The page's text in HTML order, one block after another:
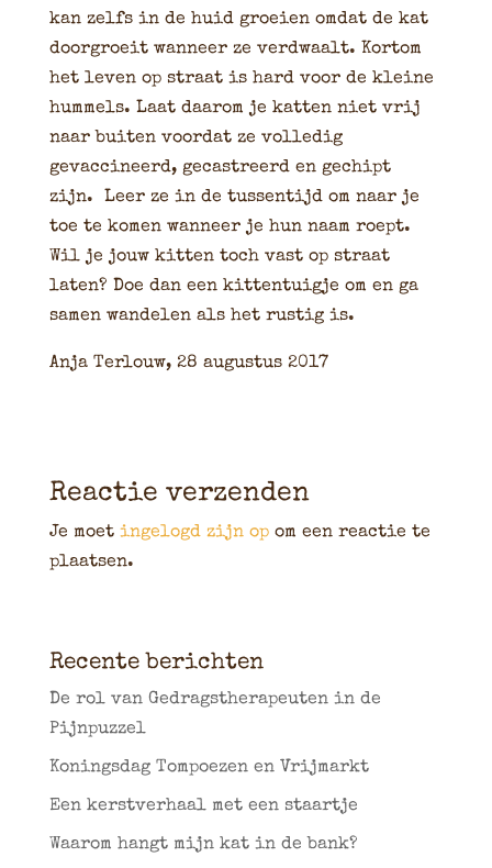
kan zelfs in de huid groeien omdat de kat
doorgroeit wanneer ze verdwaalt. Kortom
het leven op straat is hard voor de kleine
hummels. Laat daarom je katten niet vrij
naar buiten voordat ze volledig
gevaccineerd, gecastreerd en gechipt
zijn. Leer ze in de tussentijd om naar je
toe te komen wanneer je hun naam roept.
Wil je jouw kitten toch vast op straat
laten? Doe dan een kittentuigje om en ga
samen wandelen als het rustig is.
Anja Terlouw, 28 augustus 2017
Reactie verzenden
Je moet ingelogd zijn opom een reactie te
plaatsen.
Recente berichten
De rol van Gedragstherapeuten in de
Pijnpuzzel
Koningsdag Tompoezen en Vrijmarkt
Een kerstverhaal met een staartje
Waarom hangt mijn kat in de bank?